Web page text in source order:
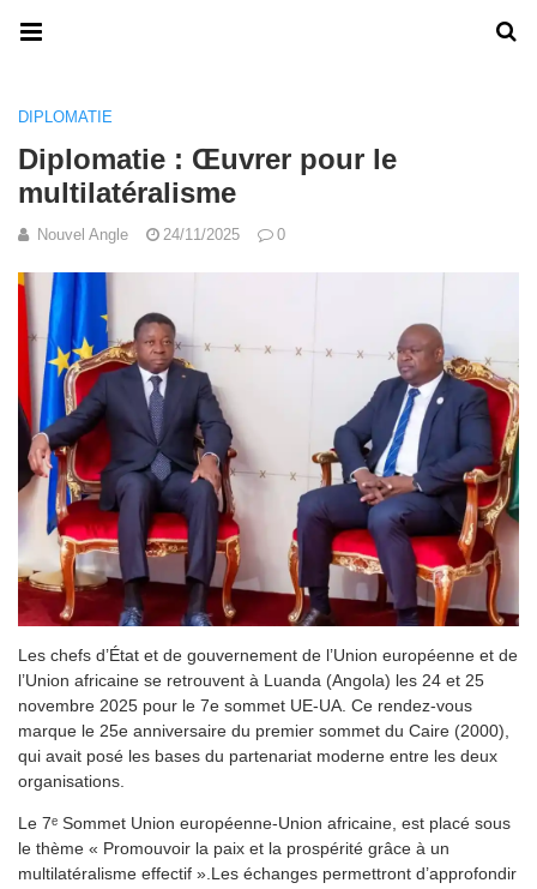
DIPLOMATIE
Diplomatie : Œuvrer pour le
multilatéralisme
Nouvel Angle 24/11/2025 0
Les chefs d’État et de gouvernement de l’Union européenne et de
l’Union africaine se retrouvent à Luanda (Angola) les 24 et 25
novembre 2025 pour le 7e sommet UE-UA. Ce rendez-vous
marque le 25e anniversaire du premier sommet du Caire (2000),
qui avait posé les bases du partenariat moderne entre les deux
organisations.
Le 7ᵉ Sommet Union européenne-Union africaine, est placé sous
le thème « Promouvoir la paix et la prospérité grâce à un
multilatéralisme effectif ».Les échanges permettront d’approfondir